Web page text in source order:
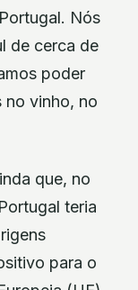
Nós
de cerca de
poder
no vinho, no
que, no
teria
para o